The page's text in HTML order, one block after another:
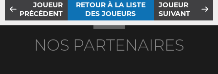
JOUEUR
PRÉCÉDENT
RETOUR À LA LISTE
DES JOUEURS
JOUEUR
SUIVANT
NOS PARTENAIRES